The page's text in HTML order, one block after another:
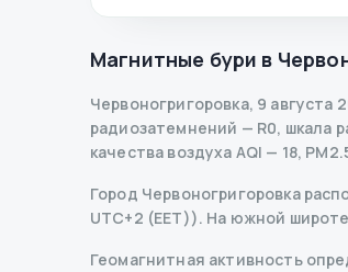
Магнитные бури в
Червоногригоровка, 9 августа
радиозатемнений — R0, шкала
качества воздуха AQI — 18,
Город Червоногригоровка
UTC+2 (EET)). На южной
Геомагнитная активность